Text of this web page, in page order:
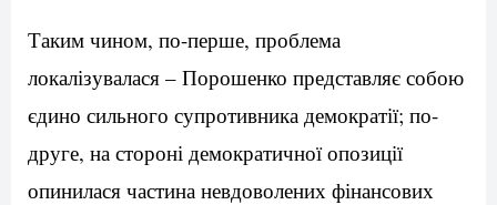
Таким чином, по-перше, проблема
локалізувалася – Порошенко представляє собою
єдино сильного супротивника демократії; по-
друге, на стороні демократичної опозиції
опинилася частина невдоволених фінансових